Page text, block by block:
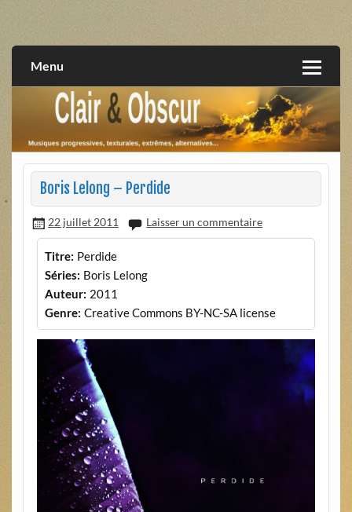
extrêmes, alternatives, texturales
Menu
Boris Lelong – Perdide
22 juillet 2011 Laisser un commentaire
Titre: Perdide
Séries: Boris Lelong
Auteur: 2011
Genre: Creative Commons BY-NC-SA license